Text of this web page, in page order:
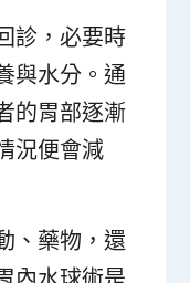
診，必要時
與水分。通
的胃部逐漸
況便會減
、藥物，還